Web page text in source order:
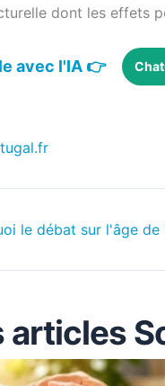
dont les effets
avec l'IA 👉
le débat sur l'âge
articles